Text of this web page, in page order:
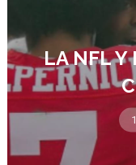
LA NFL Y